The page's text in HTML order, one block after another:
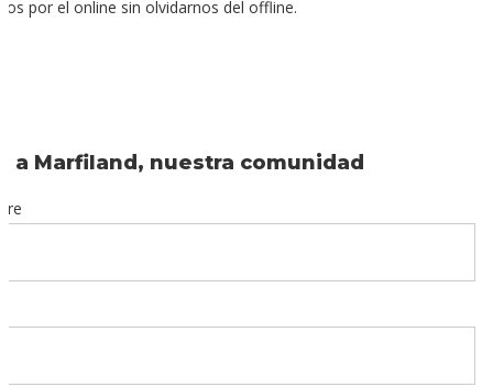
por el online sin olvidarnos del offline.
a Marfiland, nuestra comunidad